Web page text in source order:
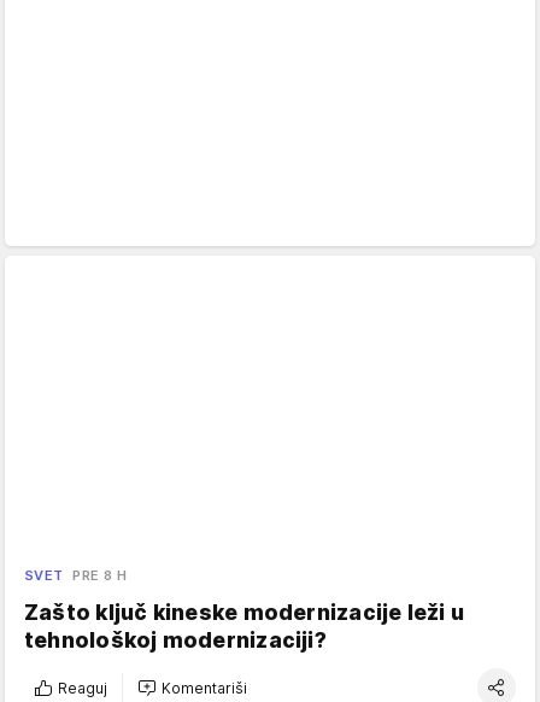
SVET PRE 8 H
Zašto ključ kineske modernizacije leži u
tehnološkoj modernizaciji?
Reaguj Komentariši